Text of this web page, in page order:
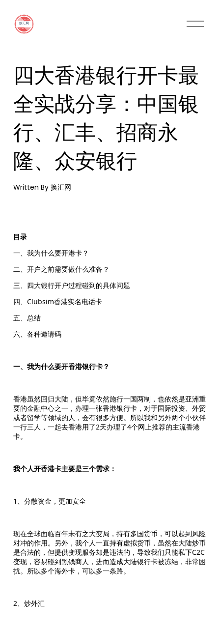
O
e
n
四大香港银行开卡最
全实战分享：中国银
行、汇丰、招商永
隆、众安银行
Written By 换汇网
目录
一、我为什么要开港卡？
二、开户之前需要做什么准备？
三、四大银行开户过程碰到的具体问题
四、Clubsim香港实名电话卡
五、总结
六、各种邀请码
一、我为什么要开香港银行卡？
香港虽然回归大陆，但毕竟依然施行一国两制，也依然是亚洲重
要的金融中心之一，办理一张香港银行卡，对于国际投资、外贸
或者留学等领域的人，会有很多方便。所以我和另外两个小伙伴
一行三人，一起去香港用了2天办理了4个网上推荐的主流香港
卡。
我个人开香港卡主要是三个需求：
1、分散资金，更加安全
现在全球面临百年未有之大变局，持有多国货币，可以起到风险
对冲的作用。另外，我个人一直持有虚拟货币，虽然在大陆炒币
是合法的，但提供变现服务却是违法的，导致我们只能私下C2C
变现，容易碰到黑钱商人，进而造成大陆银行卡被冻结，非常困
扰。所以多个海外卡，可以多一条路。
2、炒外汇